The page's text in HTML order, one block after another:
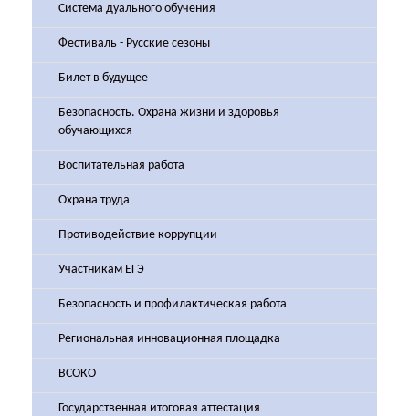
Система дуального обучения
Фестиваль - Русские сезоны
Билет в будущее
Безопасность. Охрана жизни и здоровья
обучающихся
Воспитательная работа
Охрана труда
Противодействие коррупции
Участникам ЕГЭ
Безопасность и профилактическая работа
Региональная инновационная площадка
ВСОКО
Государственная итоговая аттестация